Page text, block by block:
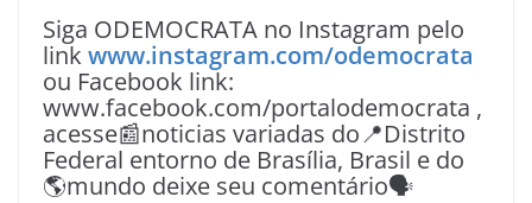
Siga ODEMOCRATA no Instagram pelo
link www.instagram.com/odemocrata
ou Facebook link:
www.facebook.com/portalodemocrata ,
acesse📰noticias variadas do📍Distrito
Federal entorno de Brasília, Brasil e do
🌎mundo deixe seu comentário🗣